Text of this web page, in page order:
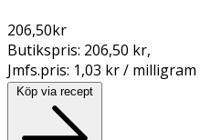
206,50kr
Butikspris: 206,50 kr,
Jmfs.pris: 1,03 kr / milligram
Köp via recept